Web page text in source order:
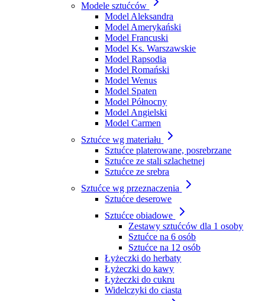
Modele sztućców
Model Aleksandra
Model Amerykański
Model Francuski
Model Ks. Warszawskie
Model Rapsodia
Model Romański
Model Wenus
Model Spaten
Model Północny
Model Angielski
Model Carmen
Sztućce wg materiału
Sztućce platerowane, posrebrzane
Sztućce ze stali szlachetnej
Sztućce ze srebra
Sztućce wg przeznaczenia
Sztućce deserowe
Sztućce obiadowe
Zestawy sztućców dla 1 osoby
Sztućce na 6 osób
Sztućce na 12 osób
Łyżeczki do herbaty
Łyżeczki do kawy
Łyżeczki do cukru
Widelczyki do ciasta